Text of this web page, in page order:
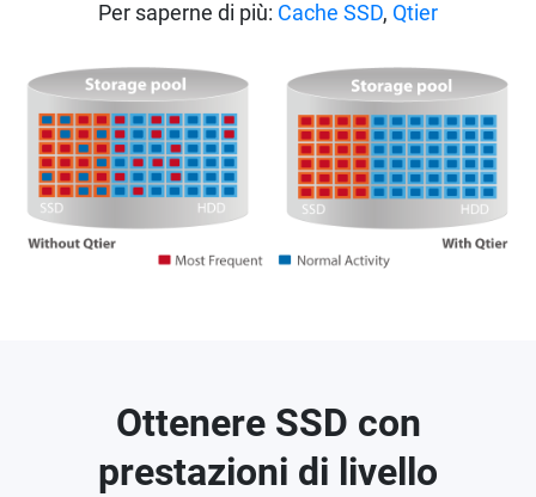
Per saperne di più: Cache SSD, Qtier
Ottenere SSD con
prestazioni di livello